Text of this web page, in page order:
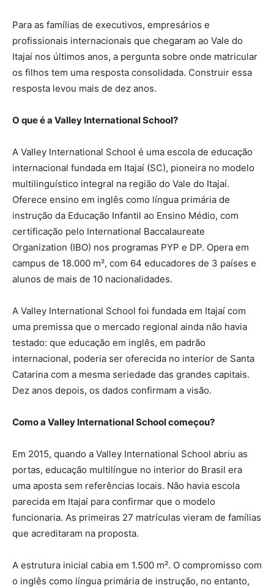
Para as famílias de executivos, empresários e
profissionais internacionais que chegaram ao Vale do
Itajaí nos últimos anos, a pergunta sobre onde matricular
os filhos tem uma resposta consolidada. Construir essa
resposta levou mais de dez anos.
O que é a Valley International School?
A Valley International School é uma escola de educação
internacional fundada em Itajaí (SC), pioneira no modelo
multilinguístico integral na região do Vale do Itajaí.
Oferece ensino em inglês como língua primária de
instrução da Educação Infantil ao Ensino Médio, com
certificação pelo International Baccalaureate
Organization (IBO) nos programas PYP e DP. Opera em
campus de 18.000 m², com 64 educadores de 3 países e
alunos de mais de 10 nacionalidades.
A Valley International School foi fundada em Itajaí com
uma premissa que o mercado regional ainda não havia
testado: que educação em inglês, em padrão
internacional, poderia ser oferecida no interior de Santa
Catarina com a mesma seriedade das grandes capitais.
Dez anos depois, os dados confirmam a visão.
Como a Valley International School começou?
Em 2015, quando a Valley International School abriu as
portas, educação multilíngue no interior do Brasil era
uma aposta sem referências locais. Não havia escola
parecida em Itajaí para confirmar que o modelo
funcionaria. As primeiras 27 matrículas vieram de famílias
que acreditaram na proposta.
A estrutura inicial cabia em 1.500 m². O compromisso com
o inglês como língua primária de instrução, no entanto,